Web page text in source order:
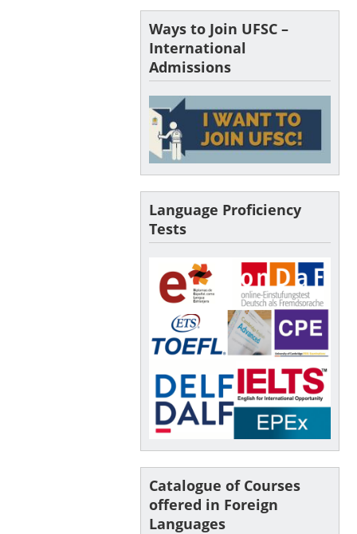
Ways to Join UFSC –
International
Admissions
Language Proficiency
Tests
Catalogue of Courses
offered in Foreign
Languages